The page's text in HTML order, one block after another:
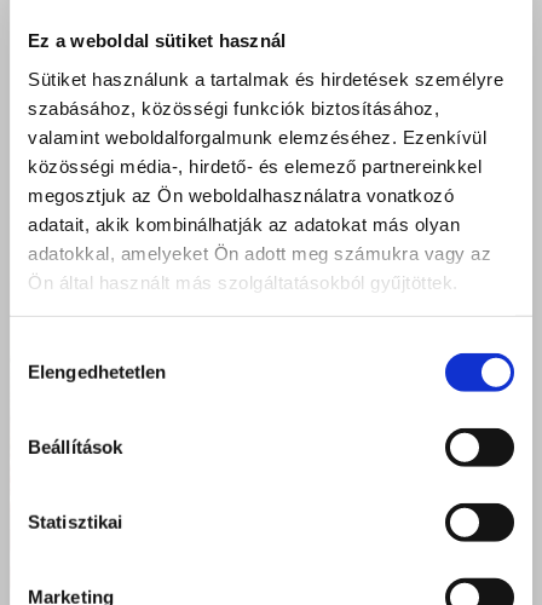
Ez a weboldal sütiket használ
Sütiket használunk a tartalmak és hirdetések személyre
szabásához, közösségi funkciók biztosításához,
valamint weboldalforgalmunk elemzéséhez. Ezenkívül
közösségi média-, hirdető- és elemező partnereinkkel
megosztjuk az Ön weboldalhasználatra vonatkozó
adatait, akik kombinálhatják az adatokat más olyan
adatokkal, amelyeket Ön adott meg számukra vagy az
Ön által használt más szolgáltatásokból gyűjtöttek.
kiválasztása
Elengedhetetlen
Beállítások
Statisztikai
Marketing